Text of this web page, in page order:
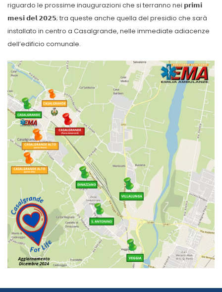
riguardo le prossime inaugurazioni che si terranno nei 𝗽𝗿𝗶𝗺𝗶
𝗺𝗲𝘀𝗶 𝗱𝗲𝗹 𝟮𝟬𝟮𝟱; tra queste anche quella del presidio che sarà
installato in centro a Casalgrande, nelle immediate adiacenze
dell’edificio comunale.